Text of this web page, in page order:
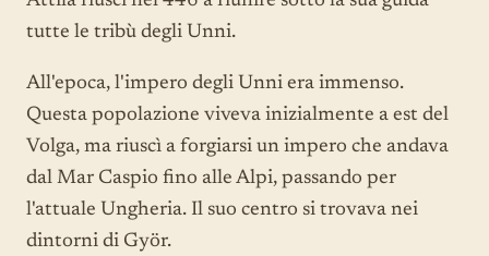
tutte le tribù degli Unni.
All'epoca, l'impero degli Unni era immenso.
Questa popolazione viveva inizialmente a est del
Volga, ma riuscì a forgiarsi un impero che andava
dal Mar Caspio fino alle Alpi, passando per
l'attuale Ungheria. Il suo centro si trovava nei
dintorni di Györ.